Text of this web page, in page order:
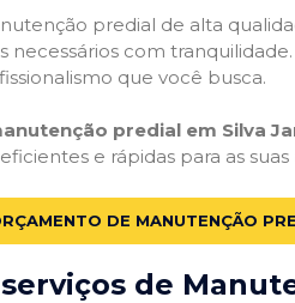
predial de alta
necessários com
que você busca.
predial em Silva
e rápidas para as
DE MANUTENÇÃO
de